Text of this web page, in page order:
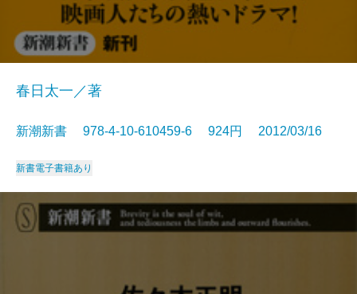
春日太一／著
新潮新書 978-4-10-610459-6 924円 2012/03/16
新書電子書籍あり